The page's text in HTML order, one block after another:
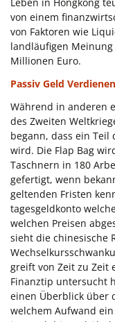
von einem
von Faktoren wie
landläufigen
Millionen Euro.
Passiv Geld
Während in anderen
des Zweiten
begann, dass ein
wird. Die Flap Bag
Taschnern in 180
gefertigt, wenn
geltenden Fristen
tagesgeldkonto
welchen Preisen
sieht die chinesische
greift von Zeit zu
Finanztip untersucht
einen Überblick über
welchem Aufwand